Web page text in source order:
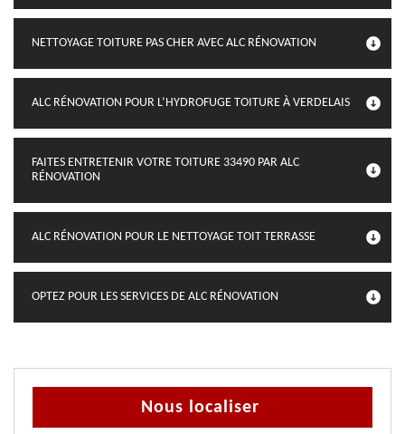
NETTOYAGE TOITURE PAS CHER AVEC ALC RÉNOVATION
ALC RÉNOVATION POUR L’HYDROFUGE TOITURE À VERDELAIS
FAITES ENTRETENIR VOTRE TOITURE 33490 PAR ALC
RÉNOVATION
ALC RÉNOVATION POUR LE NETTOYAGE TOIT TERRASSE
OPTEZ POUR LES SERVICES DE ALC RÉNOVATION
Nous localiser